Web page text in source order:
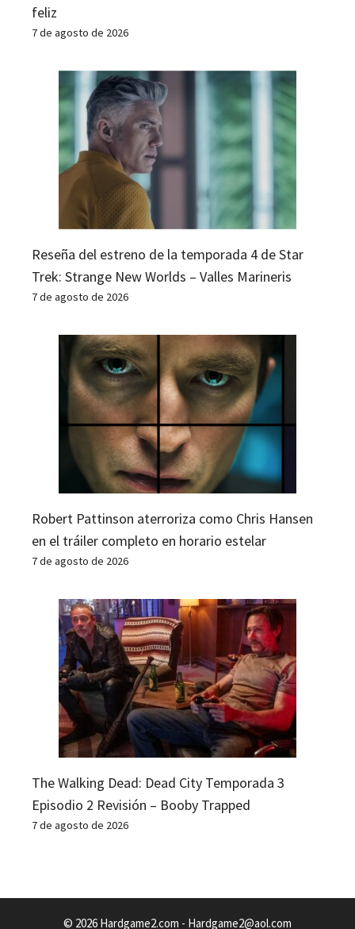
feliz
7 de agosto de 2026
Reseña del estreno de la temporada 4 de Star
Trek: Strange New Worlds – Valles Marineris
7 de agosto de 2026
Robert Pattinson aterroriza como Chris Hansen
en el tráiler completo en horario estelar
7 de agosto de 2026
The Walking Dead: Dead City Temporada 3
Episodio 2 Revisión – Booby Trapped
7 de agosto de 2026
© 2026 Hardgame2.com - Hardgame2@aol.com